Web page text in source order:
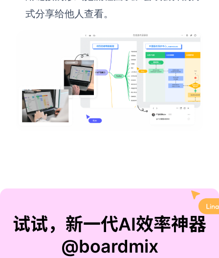
式分享给他人查看。
试试，新一代AI效率神器
@boardmix